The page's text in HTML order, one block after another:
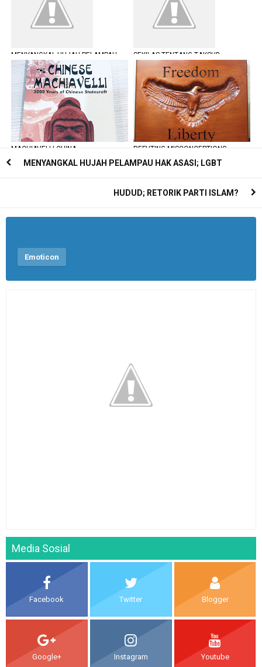
MENYANGKAL HUJAH PELAMPAU
HAK ASASI; LGBT
SEKILAS TENTANG TAKSUB
(FANATIK)
MACHIAVELLI CHINA
REFUTING MISCONCEPTIONS
MENYANGKAL HUJAH PELAMPAU HAK ASASI; LGBT
HUDUD; RETORIK PARTI ISLAM?
Emoticon
Media Sosial
Facebook Twitter Blogger
Google+ Instagram Youtube